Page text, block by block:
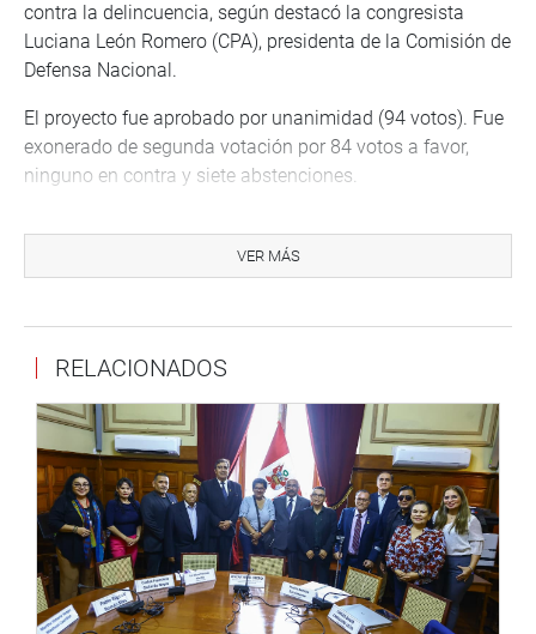
contra la delincuencia, según destacó la congresista
Luciana León Romero (CPA), presidenta de la Comisión de
Defensa Nacional.
El proyecto fue aprobado por unanimidad (94 votos). Fue
exonerado de segunda votación por 84 votos a favor,
ninguno en contra y siete abstenciones.
cual se autoriza el ingreso al territorio nacional de un
buque escuela de la Armada de la República de México,
Fue sancionada por 82 votos a favor, diez en contra y dos
abstenciones.
PRENSA-CONGRESO
http://www.congreso.gob.pe/
Facebook:https://www.facebook.com/congresoperu
Twitter:https://twitter.com/congresoperu
VER MÁS
RELACIONADOS